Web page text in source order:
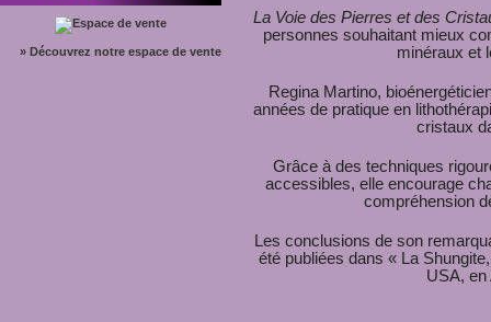
» Découvrez notre espace de vente
La Voie des Pierres et des
personnes souhaitant mieux
minéraux et
Regina Martino,
années de pratique en
cristaux
Grâce à des techniques
accessibles, elle encourage
compréhension
Les conclusions de son
été publiées dans « La
USA, en